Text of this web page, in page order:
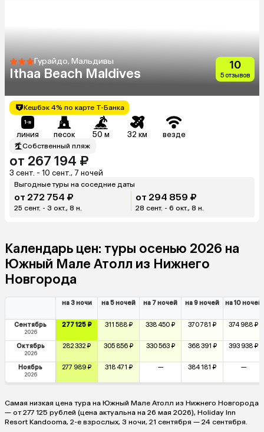
Гурайдо, Мальдивы
Ithaa Beach Maldives
10
5 отзывов
Кешбэк 4% по карте Т-Банка
линия песок 50 м 32 км везде
Собственный пляж
от 267 194 ₽
3 сент. - 10 сент., 7 ночей
Выгодные туры на соседние даты
от 272 754 ₽
25 сент. - 3 окт., 8 н.
от 294 859 ₽
28 сент. - 6 окт., 8 н.
Календарь цен: туры осенью 2026 на
Южный Мале Атолл из Нижнего
Новгорода
на 3 ночи на 5 ночей на 7 ночей на 9 ночей на 10 ночей
Сентябрь
2026
277 125 ₽ 311 588 ₽ 338 450 ₽ 370 781 ₽ 374 988 ₽
Октябрь
2026
282 332 ₽ 305 856 ₽ 330 563 ₽ 368 391 ₽ 393 938 ₽
Ноябрь
2026
277 989 ₽ 318 471 ₽ — 384 181 ₽ —
Самая низкая цена тура на Южный Мале Атолл из Нижнего Новгорода
— от 277 125 рублей (цена актуальна на 26 мая 2026), Holiday Inn
Resort Kandooma, 2-е взрослых, 3 ночи, 21 сентября — 24 сентября.